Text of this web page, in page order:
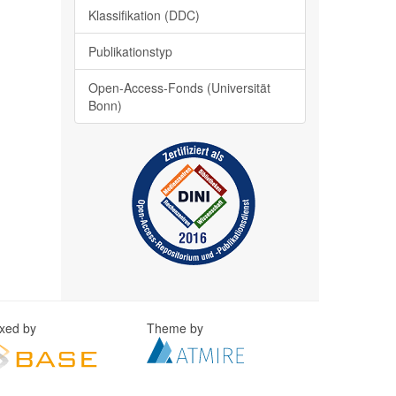
Klassifikation (DDC)
Publikationstyp
Open-Access-Fonds (Universität
Bonn)
by Theme by